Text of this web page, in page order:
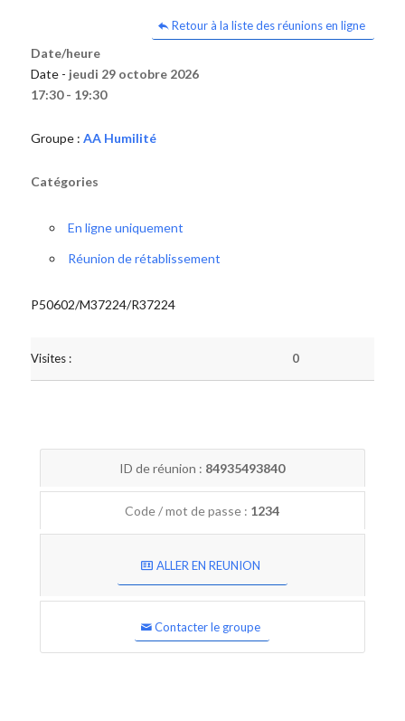
Retour à la liste des réunions en ligne
Date/heure
Date - jeudi 29 octobre 2026
17:30 - 19:30
Groupe : AA Humilité
Catégories
En ligne uniquement
Réunion de rétablissement
P50602/M37224/R37224
Visites : 0
ID de réunion : 84935493840
Code / mot de passe : 1234
ALLER EN REUNION
Contacter le groupe